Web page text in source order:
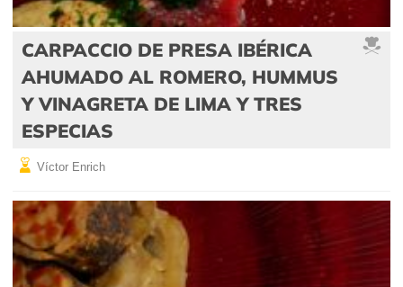
CARPACCIO DE PRESA IBÉRICA
AHUMADO AL ROMERO, HUMMUS
Y VINAGRETA DE LIMA Y TRES
ESPECIAS
Víctor Enrich